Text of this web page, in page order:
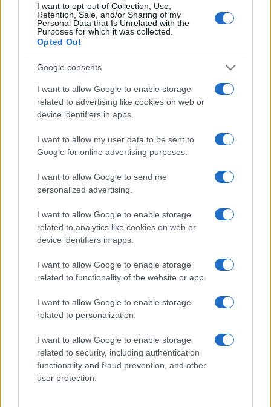
I want to opt-out of Collection, Use,
Retention, Sale, and/or Sharing of my
Personal Data that Is Unrelated with the
Purposes for which it was collected.
Opted Out
Google consents
I want to allow Google to enable storage
related to advertising like cookies on web or
device identifiers in apps.
I want to allow my user data to be sent to
Google for online advertising purposes.
I want to allow Google to send me
personalized advertising.
I want to allow Google to enable storage
related to analytics like cookies on web or
device identifiers in apps.
I want to allow Google to enable storage
related to functionality of the website or app.
I want to allow Google to enable storage
related to personalization.
I want to allow Google to enable storage
related to security, including authentication
functionality and fraud prevention, and other
user protection.
korisnika. Primjetno je i kako pristup s mobilnih
uređaja sve više preuzima dominaciju u odnosu na
korištenje društvenih mreža s desktop-računala,
što se posebno dobro može zaključiti iz brojki
vezanih za Facebook, koji čak 87% korisnika
posjećuje upravo s mobilnih uređaja.
Kao što Facebook dominira na tržištu društvenih
među mobilnim operativnim sustavima jer
internetu pristupa 72.9% korisnika koji imaju upravo
Android uređaje. Slijede Appleov iOS s udjelom od
19.4% odnosno drugi operativni sustavi sa 7.7%.
#život #društvene mreže
#internet #izvještaj